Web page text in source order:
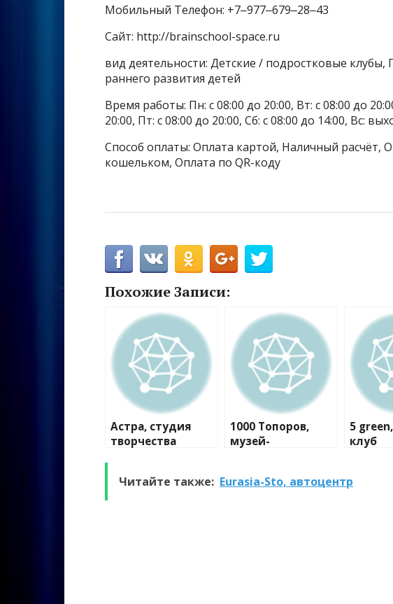
Мобильный Телефон: +7‒977‒679‒28‒43
Сайт: http://brainschool-space.ru
вид деятельности: Детские / подростковые
раннего развития детей
Время работы: Пн: с 08:00 до 20:00, Вт: с 08:00 до
20:00, Пт: с 08:00 до 20:00, Сб: с 08:00 до 14:00, Вс:
Способ оплаты: Оплата картой, Наличный расчёт,
кошельком, Оплата по QR-коду
Похожие Записи:
Астра, студия
творчества
1000 Топоров,
музей-
5
клуб
Читайте также: Eurasia-Sto, автоцентр